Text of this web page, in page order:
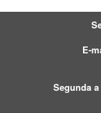
E-
Segunda